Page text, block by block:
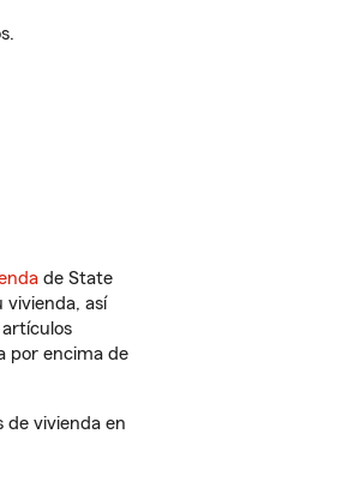
de State
vivienda, así
por encima de
de vivienda en